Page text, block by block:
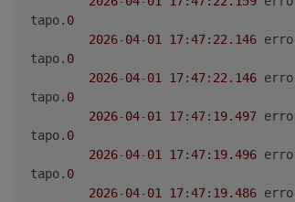
tapo. 0
2026-04-01 17:47: 22.146
tapo. 0
2026-04-01 17:47: 22.146
tapo. 0
2026-04-01 17:47: 19.497
tapo. 0
2026-04-01 17:47: 19.496
tapo. 0
2026-04-01 17:47: 19.486